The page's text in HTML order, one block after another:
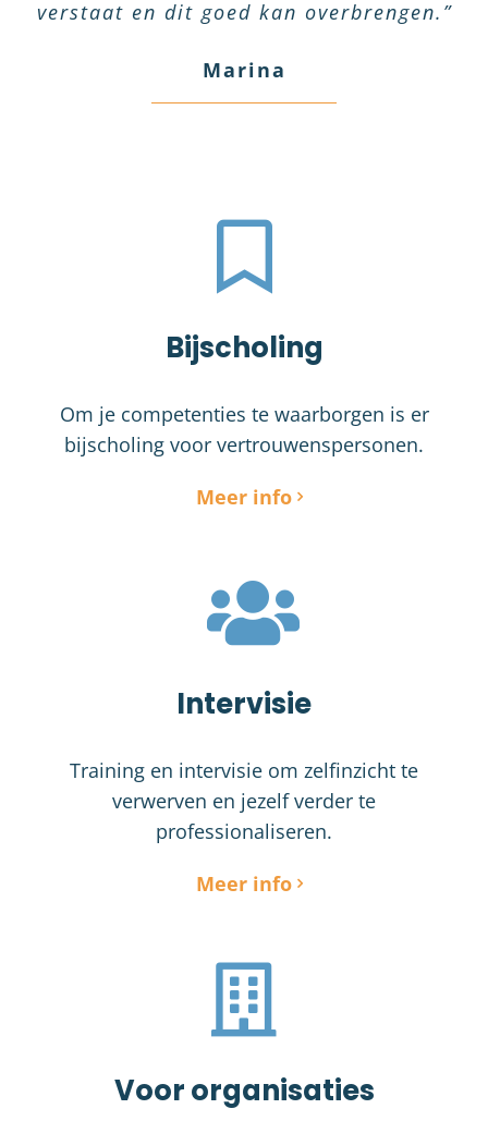
enthousiasme weer terug naar huis.
meegenomen.”
verstaat en dit goed kan overbrengen.”
Marina
en plezierige leeromgeving en hield er
Cindy
door de hele groep als prettig
Marcel
Bijscholing
Om je competenties te waarborgen is er
bijscholing voor vertrouwenspersonen.
Meer info
Intervisie
Training en intervisie om zelfinzicht te
verwerven en jezelf verder te
professionaliseren.
Meer info
Voor organisaties